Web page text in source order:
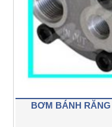
BƠM BÁNH